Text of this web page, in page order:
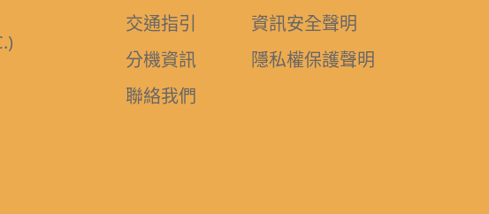
交通指引
分機資訊
聯絡我們
資訊安全聲明
隱私權保護聲明